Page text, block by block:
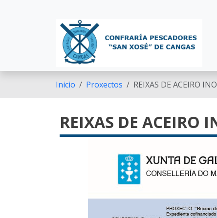
Inicio Proxectos REIXAS DE ACEIRO
REIXAS DE ACEIRO